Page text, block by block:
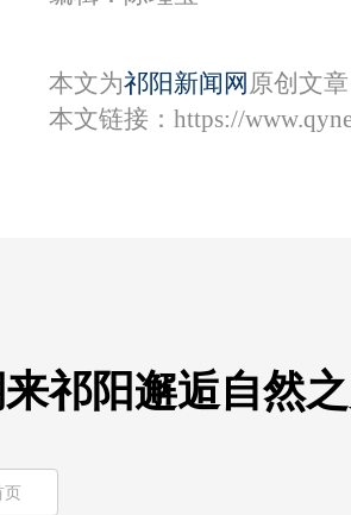
本文为祁阳新闻网 原创文
本文链接： https://
祁阳邂逅自然